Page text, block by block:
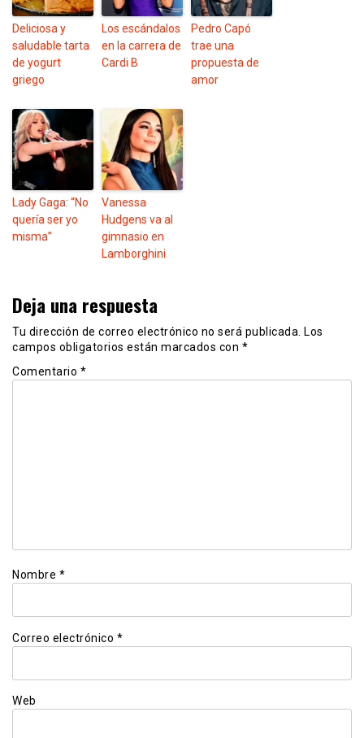
Deliciosa y
saludable tarta
de yogurt
griego
Los escándalos
en la carrera de
Cardi B
Pedro Capó
trae una
propuesta de
amor
Lady Gaga: “No
quería ser yo
misma”
Vanessa
Hudgens va al
gimnasio en
Lamborghini
Deja una respuesta
Tu dirección de correo electrónico no será publicada.
Los
campos obligatorios están marcados con *
Comentario *
Nombre *
Correo electrónico *
Web